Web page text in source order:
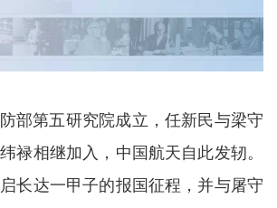
部第五研究院成立，任新民与梁守
禄相继加入，中国航天自此发轫。
长达一甲子的报国征程，并与屠守